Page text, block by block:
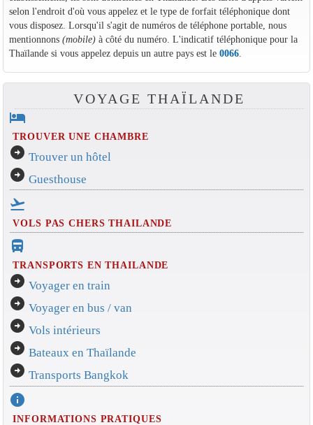
selon l'endroit d'où vous appelez et le type de forfait téléphonique dont
vous disposez. Lorsqu'il s'agit de numéros de téléphone portable, nous
mentionnons (mobile)à côté du numéro. L'indicatif téléphonique pour la
Thaïlande si vous appelez depuis un autre pays est le 0066.
VOYAGE THAÏLANDE
hotel
TROUVER UNE CHAMBRE
arrow_circle_right Trouver un hôtel
arrow_circle_right Guesthouse
flight_takeoff
VOLS PAS CHERS THAILANDE
directions_bus_filled
TRANSPORTS EN THAILANDE
arrow_circle_right Voyager en train
arrow_circle_right Voyager en bus / van
arrow_circle_right Vols intérieurs
arrow_circle_right Bateaux en Thaïlande
arrow_circle_right Transports Bangkok
info
INFORMATIONS PRATIQUES